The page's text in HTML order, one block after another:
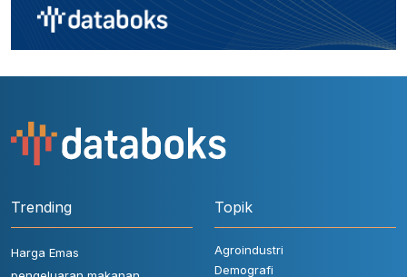
Trending
Harga Emas
Topik
Agroindustri
Demografi